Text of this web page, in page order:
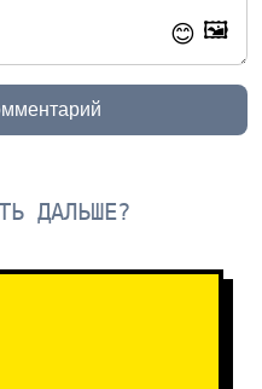
😊 🖼️
ДАЛЬШЕ?